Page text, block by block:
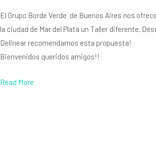
El Grupo Borde Verde de Buenos Aires nos
la ciudad de Mar del Plata un Taller diferente.
Delinear recomendamos esta propuesta!
Bienvenidos queridos amigos!!
Read More